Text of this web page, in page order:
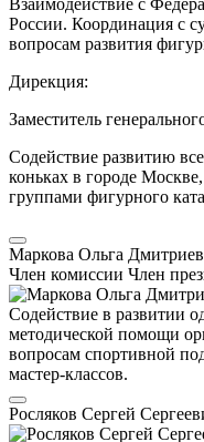
России. Координация с
вопросам развития
Дирекция:
Заместитель
Содействие развитию
коньках в городе
группами фигурного
Маркова Ольга
Член комиссии Член
Содействие в развитии
методической помощи
вопросам спортивной
мастер-классов.
Росляков Сергей